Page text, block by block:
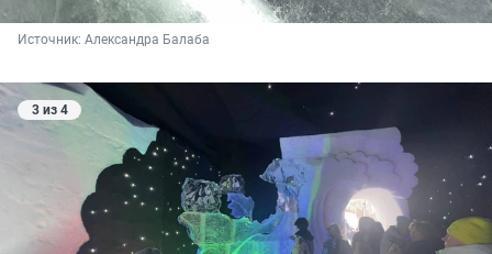
Источник: Александра Балаба
3 из 4